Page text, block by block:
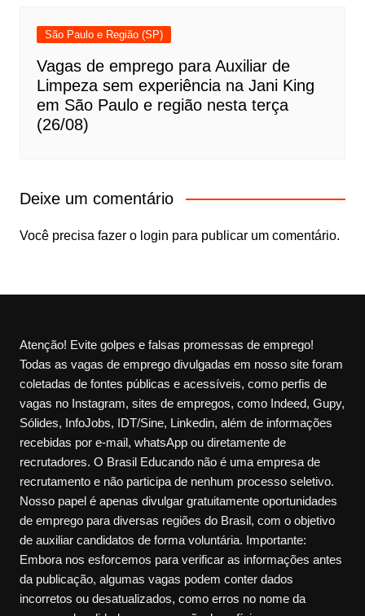
São Paulo e Região (SP)
Vagas de emprego para Auxiliar de
Limpeza sem experiência na Jani King
em São Paulo e região nesta terça
(26/08)
Deixe um comentário
Você precisa fazer o login para publicar um comentário.
Atenção! Evite golpes e falsas promessas de emprego!
Todas as vagas de emprego divulgadas em nosso site foram
coletadas de fontes públicas e acessíveis, como perfis de
vagas no Instagram, sites de empregos, como Indeed, Gupy,
Sólides, InfoJobs, IDT/Sine, Linkedin, além de informações
recebidas por e-mail, whatsApp ou diretamente de
recrutadores. O Brasil Educando não é uma empresa de
recrutamento e não participa de nenhum processo seletivo.
Nosso papel é apenas divulgar gratuitamente oportunidades
de emprego para diversas regiões do Brasil, com o objetivo
de auxiliar candidatos de forma voluntária. Importante:
Embora nos esforcemos para verificar as informações antes
da publicação, algumas vagas podem conter dados
incorretos ou desatualizados, como erros no nome da